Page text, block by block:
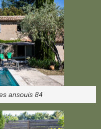
ansouis 84